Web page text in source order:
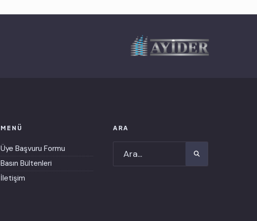
MENÜ
Üye Başvuru Formu
Basın Bültenleri
İletişim
ARA